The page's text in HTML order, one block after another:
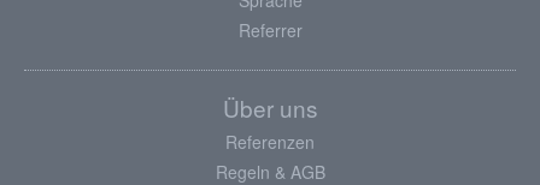
Referrer
Über uns
Referenzen
Regeln & AGB